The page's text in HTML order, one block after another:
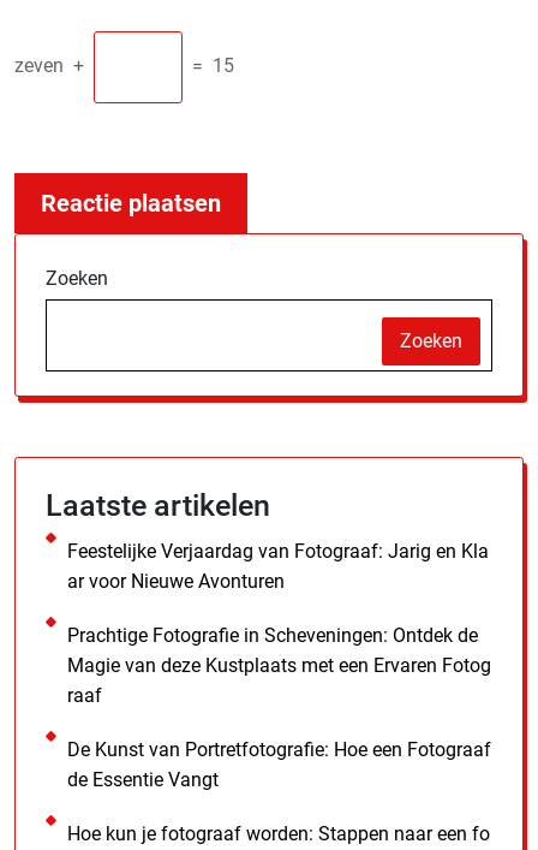
zeven + = 15
Zoeken
Zoeken
Laatste artikelen
Feestelijke Verjaardag van Fotograaf: Jarig en Kla
ar voor Nieuwe Avonturen
Prachtige Fotografie in Scheveningen: Ontdek de
Magie van deze Kustplaats met een Ervaren Fotog
raaf
De Kunst van Portretfotografie: Hoe een Fotograaf
de Essentie Vangt
Hoe kun je fotograaf worden: Stappen naar een fo